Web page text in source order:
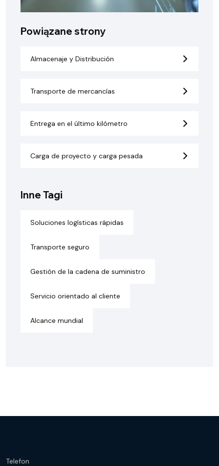
Powiązane strony
Almacenaje y Distribución
Transporte de mercancías
Entrega en el último kilómetro
Carga de proyecto y carga pesada
Inne Tagi
Soluciones logísticas rápidas
Transporte seguro
Gestión de la cadena de suministro
Servicio orientado al cliente
Alcance mundial
Telefon